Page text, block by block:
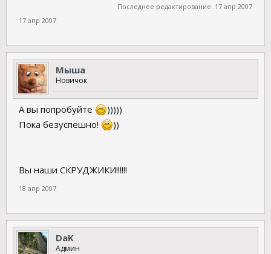
Последнее редактирование: 17 апр 2007
17 апр 2007
Мыша
Новичок
А вы попробуйте
)))))
Пока безуспешно!
))
Вы наши СКРУДЖИКИ!!!!!!
18 апр 2007
DaK
Админ